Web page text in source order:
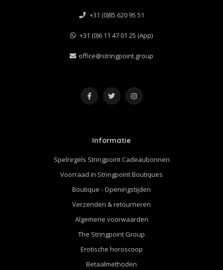
+31 (0)85 620 95 51
+31 (0)6 11 47 01 25 (App)
office@stringpoint.group
Informatie
Spelregels Stringpoint Cadeaubonnen
Voorraad in Stringpoint Boutiques
Boutique - Openingstijden
Verzenden & retourneren
Algemene voorwaarden
The Stringpoint Group
Erotische horoscoop
Betaalmethoden